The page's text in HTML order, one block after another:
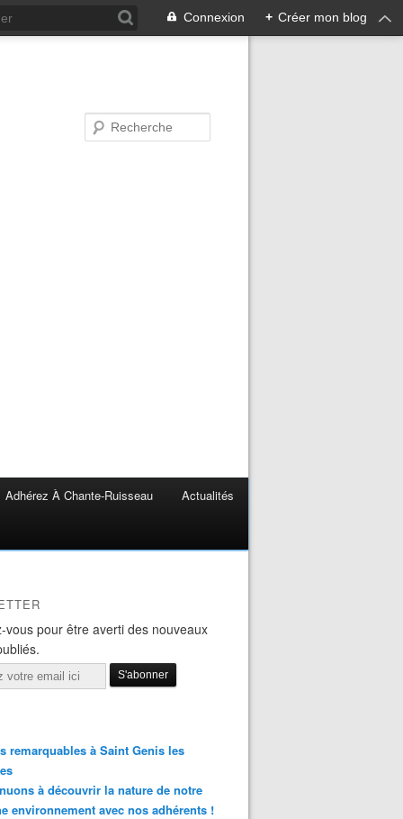
Connexion + Créer mon blog
Adhérez À Chante-Ruisseau Actualités
vous pour être averti des nouveaux
remarquables à Saint Genis les
à découvrir la nature de notre
environnement avec nos adhérents !